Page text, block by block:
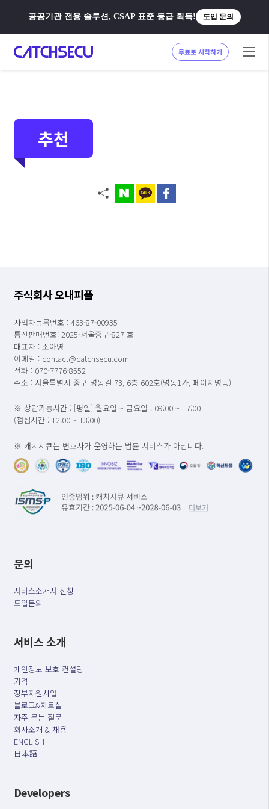
공공기관 전용 솔루션, CSAP 표준 등급 획득! 도입 문의
무료로 시작하기
주식회사 오내피플
사업자등록번호 : 463-87-00935
통신판매번호: 2025-서울중구-827 호
대표자 : 조아영
이메일 : contact@catchsecu.com
전화 : 070-7776-8552
주소 : 서울특별시 중구 명동길 73, 6층 602호(명동1가, 페이지명동)
※ 상담가능시간 : [평일] 월요일 ~ 금요일 : 09:00 ~ 17:00
(점심시간 : 12:00 ~ 13:00)
※ 캐치시큐는 변호사가 운영하는 법률 서비스가 아닙니다.
문의
서비스소개서 신청
도입문의
서비스 소개
개인정보 보호 컨설팅
가격
정부지원사업
블로그&자료실
자주 묻는 질문
회사소개 & 채용
ENGLISH
日本語
Developers